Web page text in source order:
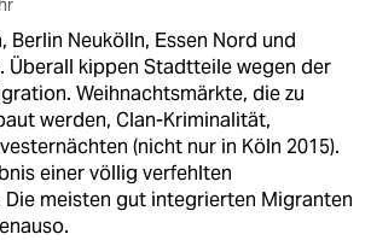
Berlin Neukölln, Essen Nord und
Überall kippen Stadtteile wegen der
Weihnachtsmärkte, die zu
werden, Clan-Kriminalität,
(nicht nur in Köln 2015).
einer völlig verfehlten
meisten gut integrierten Migranten